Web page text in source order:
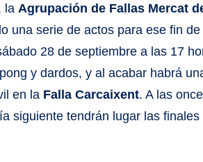
laAgrupación de Fallas Mercat
una serie de actos para ese fin
28 de septiembre a las 17
y dardos, y al acabar habrá
en la Falla Carcaixent. A las
siguiente tendrán lugar las